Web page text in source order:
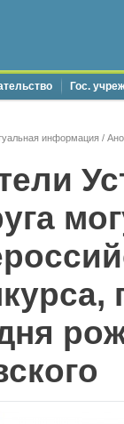
Гос.
информация /